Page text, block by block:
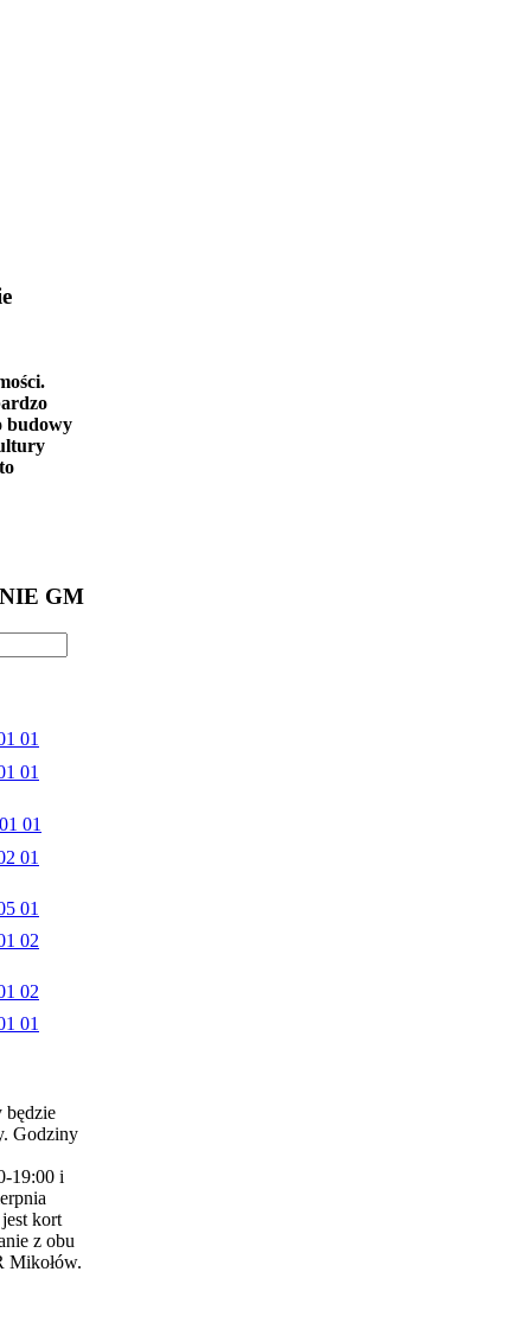
budowy
GM
będzie
Godziny
19:00 i
kort
z obu
Mikołów.